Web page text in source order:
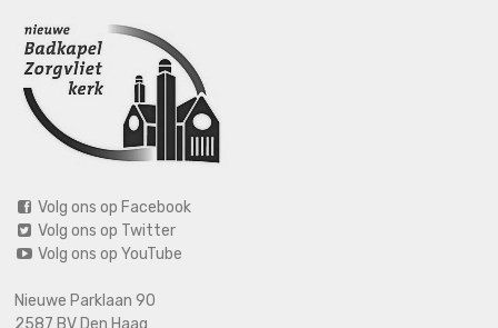
Volg ons op Facebook
Volg ons op Twitter
Volg ons op YouTube
Nieuwe Parklaan 90
2587 BV Den Haag